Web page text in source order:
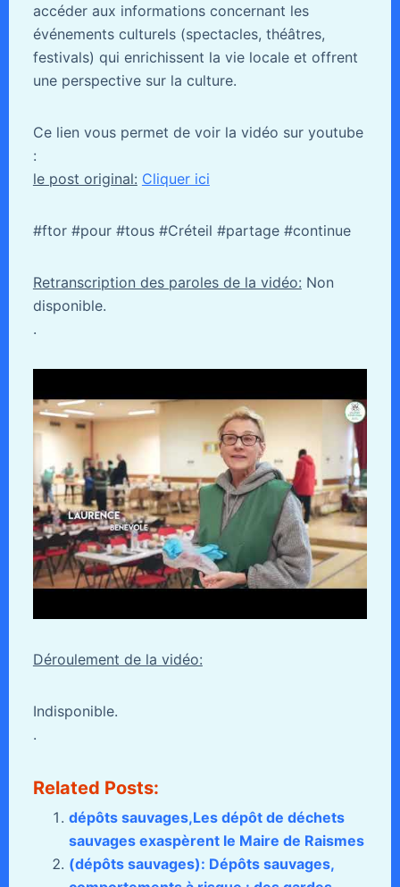
accéder aux informations concernant les
événements culturels (spectacles, théâtres,
festivals) qui enrichissent la vie locale et offrent
une perspective sur la culture.
Ce lien vous permet de voir la vidéo sur youtube
:
le post original: Cliquer ici
#ftor #pour #tous #Créteil #partage #continue
Retranscription des paroles de la vidéo: Non
disponible.
.
Déroulement de la vidéo:
Indisponible.
.
Related Posts:
dépôts sauvages,Les dépôt de déchets
sauvages exaspèrent le Maire de Raismes
(dépôts sauvages): Dépôts sauvages,